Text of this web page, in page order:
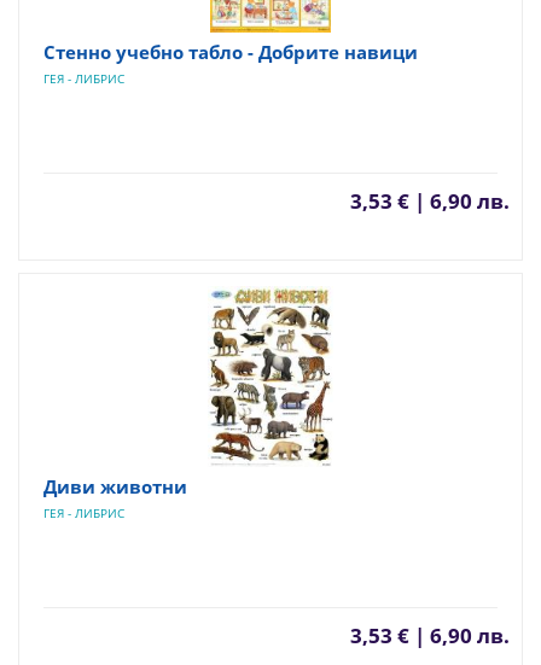
Стенно учебно табло - Добрите навици
ГЕЯ - ЛИБРИС
3,53 € | 6,90 лв.
Диви животни
ГЕЯ - ЛИБРИС
3,53 € | 6,90 лв.